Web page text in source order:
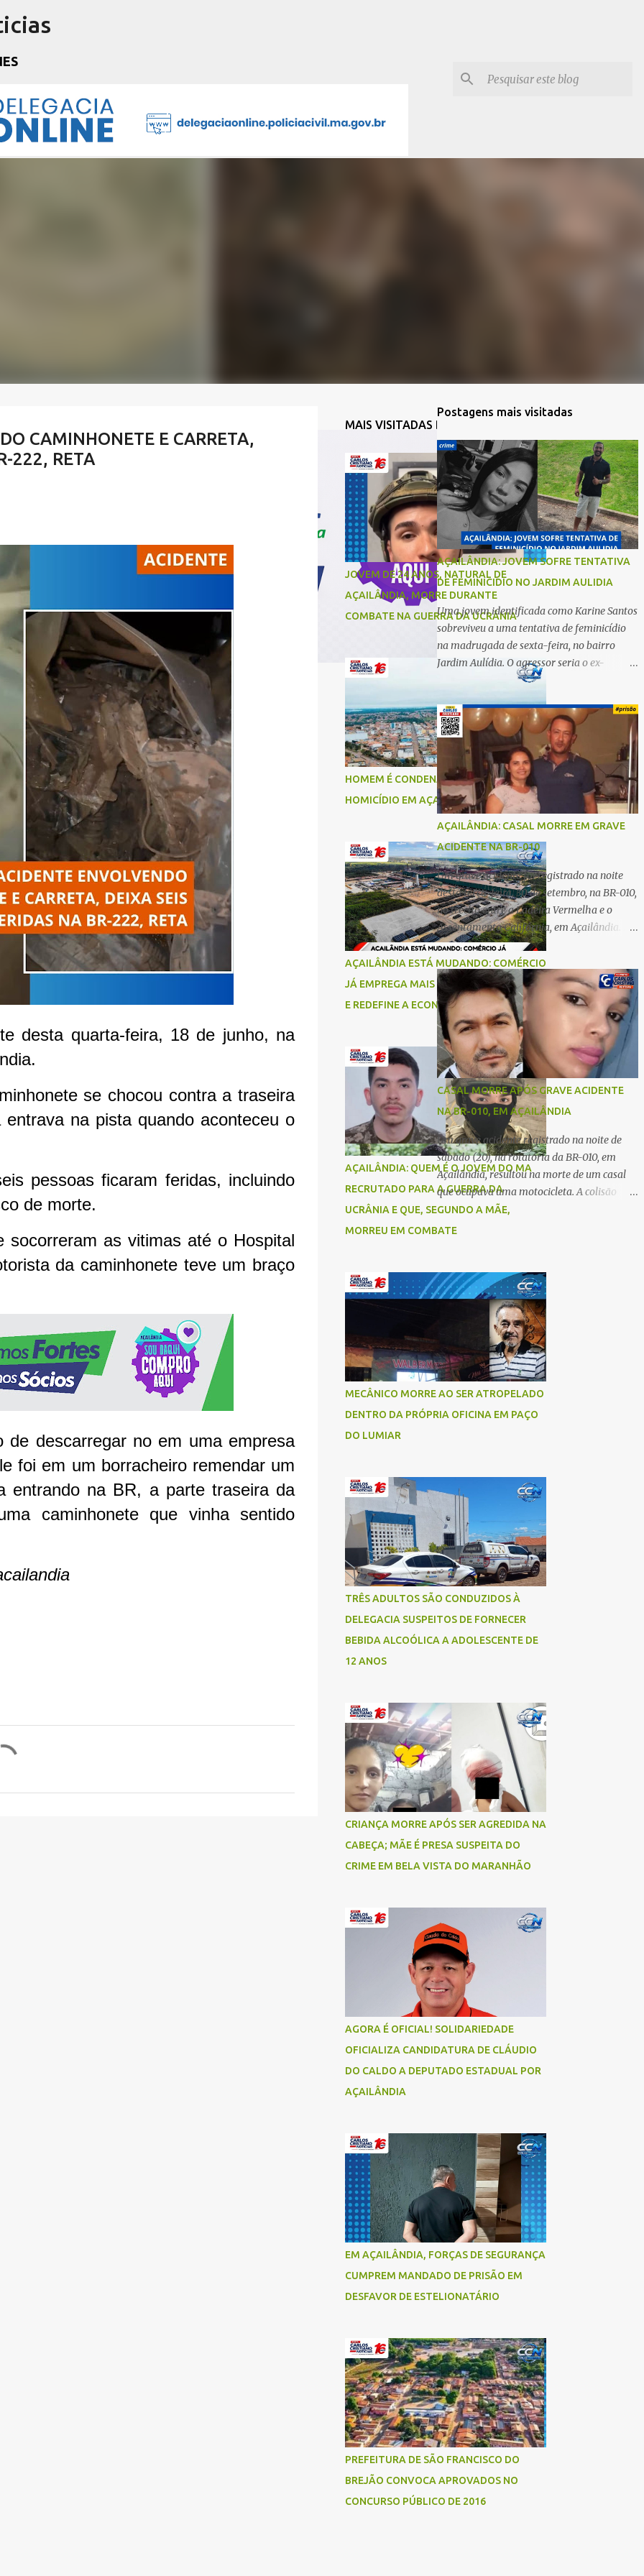
CAMINHONETE E CARRETA,
222, RETA
desta quarta-feira, 18 de junho, na
se chocou contra a traseira
na pista quando aconteceu o
pessoas ficaram feridas, incluindo
de morte.
socorreram as vitimas até o Hospital
da caminhonete teve um braço
descarregar no em uma empresa
foi em um borracheiro remendar um
entrando na BR, a parte traseira da
caminhonete que vinha sentido
MAIS VISITADAS DA SEMANA
JOVEM DE 24 ANOS, NATURAL DE
AÇAILÂNDIA, MORRE DURANTE
COMBATE NA GUERRA DA UCRÂNIA
HOMEM É CONDENADO A 18 ANOS POR
HOMICÍDIO EM AÇAILÂNDIA
AÇAILÂNDIA ESTÁ MUDANDO: COMÉRCIO
JÁ EMPREGA MAIS DO QUE A INDÚSTRIA
E REDEFINE A ECONOMIA DO MUNICÍPIO
AÇAILÂNDIA: QUEM É O JOVEM DO MA
RECRUTADO PARA A GUERRA DA
UCRÂNIA E QUE, SEGUNDO A MÃE,
MORREU EM COMBATE
MECÂNICO MORRE AO SER ATROPELADO
DENTRO DA PRÓPRIA OFICINA EM PAÇO
DO LUMIAR
TRÊS ADULTOS SÃO CONDUZIDOS À
DELEGACIA SUSPEITOS DE FORNECER
BEBIDA ALCOÓLICA A ADOLESCENTE DE
12 ANOS
CRIANÇA MORRE APÓS SER AGREDIDA NA
CABEÇA; MÃE É PRESA SUSPEITA DO
CRIME EM BELA VISTA DO MARANHÃO
AGORA É OFICIAL! SOLIDARIEDADE
OFICIALIZA CANDIDATURA DE CLÁUDIO
DO CALDO A DEPUTADO ESTADUAL POR
AÇAILÂNDIA
EM AÇAILÂNDIA, FORÇAS DE SEGURANÇA
CUMPREM MANDADO DE PRISÃO EM
DESFAVOR DE ESTELIONATÁRIO
PREFEITURA DE SÃO FRANCISCO DO
BREJÃO CONVOCA APROVADOS NO
CONCURSO PÚBLICO DE 2016
Postagens mais visitadas
AÇAILÂNDIA: JOVEM SOFRE TENTATIVA
DE FEMINICIDIO NO JARDIM AULIDIA
Uma jovem identificada como Karine Santos
sobreviveu a uma tentativa de feminicídio
na madrugada de sexta-feira, no bairro
Jardim Aulídia. O agressor seria o ex-
companheiro, com quem manteve um
relacionamento de quase três anos e com
quem tem uma filha. Segundo Karine,
durante todo o dia anterior, o suspeito
enviou mensagens insistindo para reatar o
relacionamento, mas ela deixou claro que
não queria. Naquela noite, a vítima recebeu
o convite de um amigo para ir a uma festa.
Ao chegar ao local, percebeu que o ex
também estava presente, mas permaneceu
tranquila durante todo o evento. O ataque
aconteceu quando Karine retornava para
casa, por volta das 5h40 da manhã.
“Quando cheguei, ele estava escondido.
Assim que me viu, entrou no carro e
começou a me atacar com uma faca,
atingindo também o rapaz que estava
comigo”, relatou. Após a agressão, Karine
recebeu atendimento médico e passa bem,
estando fora de perigo. A jovem também
registrou boletim de ocorrência contra o ex-
companheiro. Mesm...
AÇAILÂNDIA: CASAL MORRE EM GRAVE
ACIDENTE NA BR-010
Um grave acidente foi registrado na noite
desta terça-feira, 30 de setembro, na BR-010,
no trecho entre a Ladeira Vermelha e o
Assentamento Califórnia, em Açailândia. De
acordo com informações apuradas, as
vítimas eram um casal residente em
Imperatriz. Eles haviam vindo até o bairro
Plano da Serra, em Açailândia, para visitar
familiares e estavam a caminho de casa
quando ocorreu a tragédia. O acidente
envolveu uma motocicleta e um caminhão
caçamba. Com o impacto da colisão, o casal
não resistiu aos ferimentos e veio a óbito
ainda no local. As vítimas foram
identificadas como Carmem Rejane e
Ronaldo de Jesus. Equipes de socorro foram
acionadas, mas nada puderam fazer além
de constatar os óbitos. A Polícia Rodoviária
Federal (PRF) esteve no local para controlar
o tráfego e coletar informações que devem
CASAL MORRE APÓS GRAVE ACIDENTE
NA BR-010, EM AÇAILÂNDIA
Um grave acidente registrado na noite de
sábado (20), na rotatória da BR-010, em
Açailândia, resultou na morte de um casal
que ocupava uma motocicleta. A colisão
envolveu uma moto e um carro. De acordo
com as primeiras informações, o condutor
A passageira da moto chegou a ser
socorrida com vida e encaminhada para
atendimento médico, mas infelizmente não
resistiu aos ferimentos e veio a óbito. Uma
das vítimas foi identificada como Gleiciane,
moradora do bairro Jacu. Até o momento, o
condutor da motocicleta foi identificado
como Julimar Lucena, iria fazer 37 anos no
próximo dia 28 de junho. De acordo com
discussão, o condutor da motocicleta teria
invadido a contramão e colidido
frontalmente com um carro. As
circunstâncias do acidente deverão ser
apuradas pelas autoridades competentes. ...